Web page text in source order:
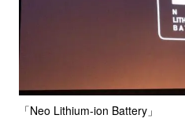
「Neo Lithium-ion Battery」